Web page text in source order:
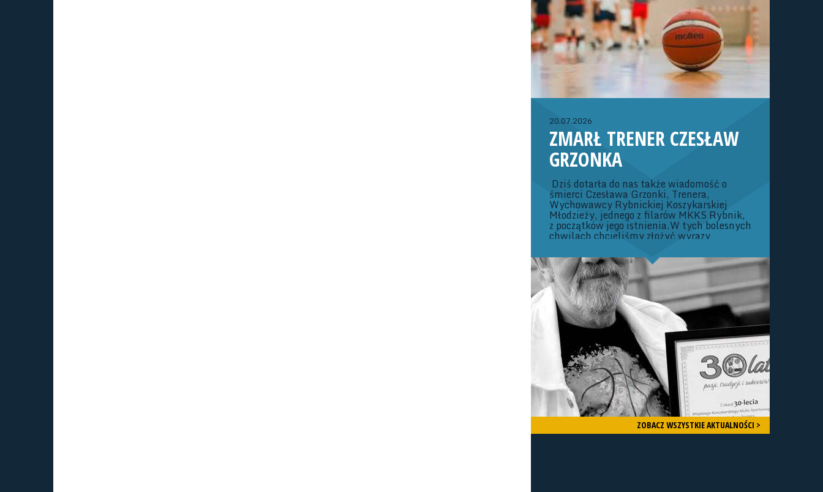
Dziewczęta:02-04.10.26 r. - Konsultacja
szkoleniowa (Strumień)23-25.10.26 r. -
Konsultacja szkoleniowa (Strumień)06-
08.11.26 r. – Konsultacja szkoleniowa
(Strumień)20-22.11.26 r. – Turniej OOM o
rozstawienie Dywizji ATrenerzy: Adam
Kubaszczyk, Iwona Szymik
20.07.2026
ZMARŁ TRENER CZESŁAW
GRZONKA
Dziś dotarła do nas także wiadomość o
śmierci Czesława Grzonki, Trenera,
Wychowawcy Rybnickiej Koszykarskiej
Młodzieży, jednego z filarów MKKS Rybnik,
z początków jego istnienia.W tych bolesnych
chwilach chcieliśmy złożyć wyrazy
Bliskim Zmarłego. Zarząd oraz Członkowie
Śląskiego Związku Koszykówki Nie da się
ukryć, że mamy dziś bardzo smutny dzień
dla Śląskiego Basketu.
ZOBACZ WSZYSTKIE AKTUALNOŚCI >